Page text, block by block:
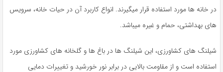
در خانه ها مورد استفاده قرار میگیرند. انواع کاربرد آن در حیات خانه، سرویس
های بهداشتی، حمام و غیره میباشد.
شیلنگ های کشاورزی، این شیلنگ ها در باغ ها و گلخانه های کشاورزی مورد
استفاده است و از مقاومت بالایی در برابر نور خورشید و تغییرات دمایی